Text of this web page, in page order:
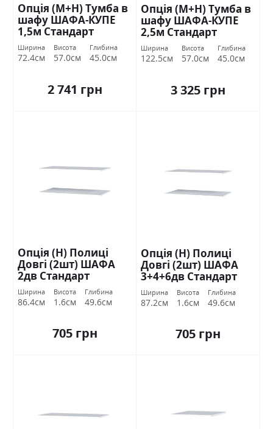
Опція (М+Н) Тумба в
шафу ШАФА-КУПЕ
1,5м Стандарт
Ширина
72.4см
Висота
57.0см
Глибина
45.0см
2 741 грн
Опція (М+Н) Тумба в
шафу ШАФА-КУПЕ
2,5м Стандарт
Ширина
122.5см
Висота
57.0см
Глибина
45.0см
3 325 грн
Опція (Н) Полиці
Довгі (2шт) ШАФА
2дв Стандарт
Ширина
86.4см
Висота
1.6см
Глибина
49.6см
705 грн
Опція (Н) Полиці
Довгі (2шт) ШАФА
3+4+6дв Стандарт
Ширина
87.2см
Висота
1.6см
Глибина
49.6см
705 грн